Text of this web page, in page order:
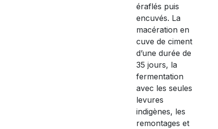
éraflés puis
encuvés. La
macération en
cuve de ciment
d’une durée de
35 jours, la
fermentation
avec les seules
levures
indigènes, les
remontages et